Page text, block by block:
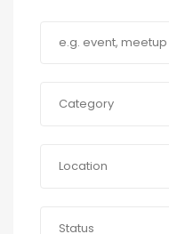
Category
Location
Status